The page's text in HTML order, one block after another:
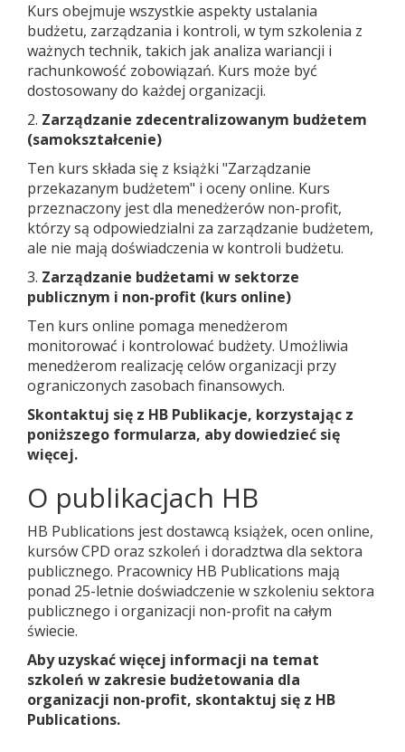
Kurs obejmuje wszystkie aspekty ustalania
budżetu, zarządzania i kontroli, w tym szkolenia z
ważnych technik, takich jak analiza wariancji i
rachunkowość zobowiązań. Kurs może być
dostosowany do każdej organizacji.
2. Zarządzanie zdecentralizowanym budżetem
(samokształcenie)
Ten kurs składa się z książki "Zarządzanie
przekazanym budżetem" i oceny online. Kurs
przeznaczony jest dla menedżerów non-profit,
którzy są odpowiedzialni za zarządzanie budżetem,
ale nie mają doświadczenia w kontroli budżetu.
3. Zarządzanie budżetami w sektorze
publicznym i non-profit (kurs online)
Ten kurs online pomaga menedżerom
monitorować i kontrolować budżety. Umożliwia
menedżerom realizację celów organizacji przy
ograniczonych zasobach finansowych.
Skontaktuj się z HB Publikacje, korzystając z
poniższego formularza, aby dowiedzieć się
więcej.
O publikacjach HB
HB Publications jest dostawcą książek, ocen online,
kursów CPD oraz szkoleń i doradztwa dla sektora
publicznego. Pracownicy HB Publications mają
ponad 25-letnie doświadczenie w szkoleniu sektora
publicznego i organizacji non-profit na całym
świecie.
Aby uzyskać więcej informacji na temat
szkoleń w zakresie budżetowania dla
organizacji non-profit, skontaktuj się z HB
Publications.